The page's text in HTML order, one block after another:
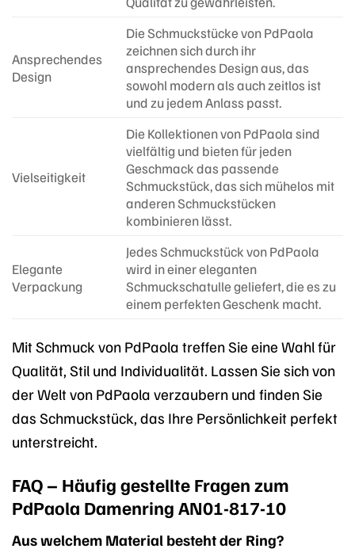
Ansprechendes
Design
Die Schmuckstücke von PdPaola
zeichnen sich durch ihr
ansprechendes Design aus, das
sowohl modern als auch zeitlos ist
und zu jedem Anlass passt.
Vielseitigkeit
Die Kollektionen von PdPaola sind
vielfältig und bieten für jeden
Geschmack das passende
Schmuckstück, das sich mühelos mit
anderen Schmuckstücken
kombinieren lässt.
Elegante
Verpackung
Jedes Schmuckstück von PdPaola
wird in einer eleganten
Schmuckschatulle geliefert, die es zu
einem perfekten Geschenk macht.
Mit Schmuck von PdPaola treffen Sie eine Wahl für
Qualität, Stil und Individualität. Lassen Sie sich von
der Welt von PdPaola verzaubern und finden Sie
das Schmuckstück, das Ihre Persönlichkeit perfekt
unterstreicht.
FAQ – Häufig gestellte Fragen zum
PdPaola Damenring AN01-817-10
Aus welchem Material besteht der Ring?